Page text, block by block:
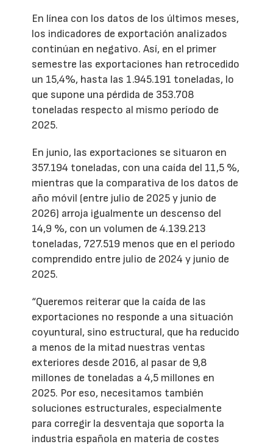
En línea con los datos de los últimos meses,
los indicadores de exportación analizados
continúan en negativo. Así, en el primer
semestre las exportaciones han retrocedido
un 15,4%, hasta las 1.945.191 toneladas, lo
que supone una pérdida de 353.708
toneladas respecto al mismo período de
2025.
En junio, las exportaciones se situaron en
357.194 toneladas, con una caída del 11,5 %,
mientras que la comparativa de los datos de
año móvil (entre julio de 2025 y junio de
2026) arroja igualmente un descenso del
14,9 %, con un volumen de 4.139.213
toneladas, 727.519 menos que en el periodo
comprendido entre julio de 2024 y junio de
2025.
“Queremos reiterar que la caída de las
exportaciones no responde a una situación
coyuntural, sino estructural, que ha reducido
a menos de la mitad nuestras ventas
exteriores desde 2016, al pasar de 9,8
millones de toneladas a 4,5 millones en
2025. Por eso, necesitamos también
soluciones estructurales, especialmente
para corregir la desventaja que soporta la
industria española en materia de costes